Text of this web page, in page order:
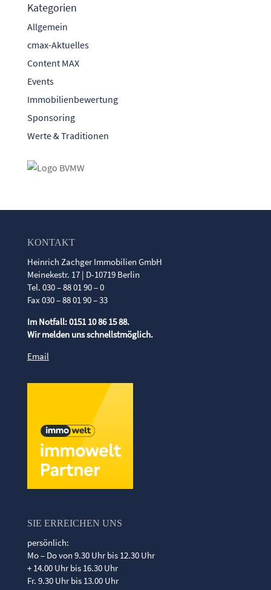
Kategorien
Allgemein
cmax-Aktuelles
Content MAX
Events
Immobilienbewertung
Sponsoring
Werte & Traditionen
KONTAKT
Heinrich Zachger Immobilien GmbH
Meinekestr. 17 | D-10719 Berlin
Tel. 030 – 88 01 90 – 0
Fax 030 – 88 01 90 – 33
Im Notfall: 0151 10 86 15 88.
Wir melden uns schnellstmöglich.
Email
SIE ERREICHEN UNS
persönlich:
Mo – Do von 9.30 Uhr bis 12.30 Uhr
+ 14.00 Uhr bis 16.30 Uhr
Fr. 9.30 Uhr bis 13.00 Uhr